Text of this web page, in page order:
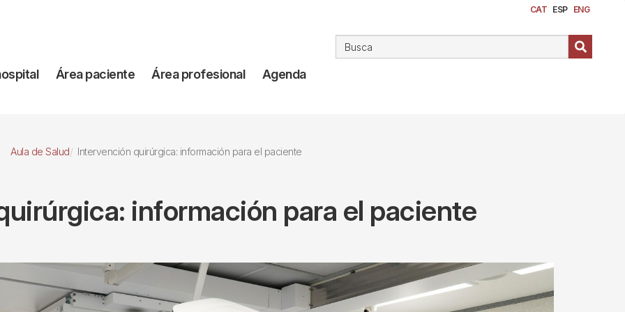
CAT ESP ENG
Área paciente Área profesional Agenda
Aula de Salud Intervención quirúrgica: información para el paciente
información para el paciente